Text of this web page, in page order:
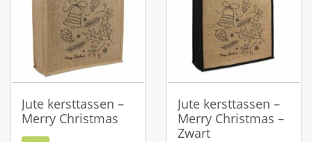
Jute kersttassen –
Merry Christmas
Jute kersttassen –
Merry Christmas –
Zwart